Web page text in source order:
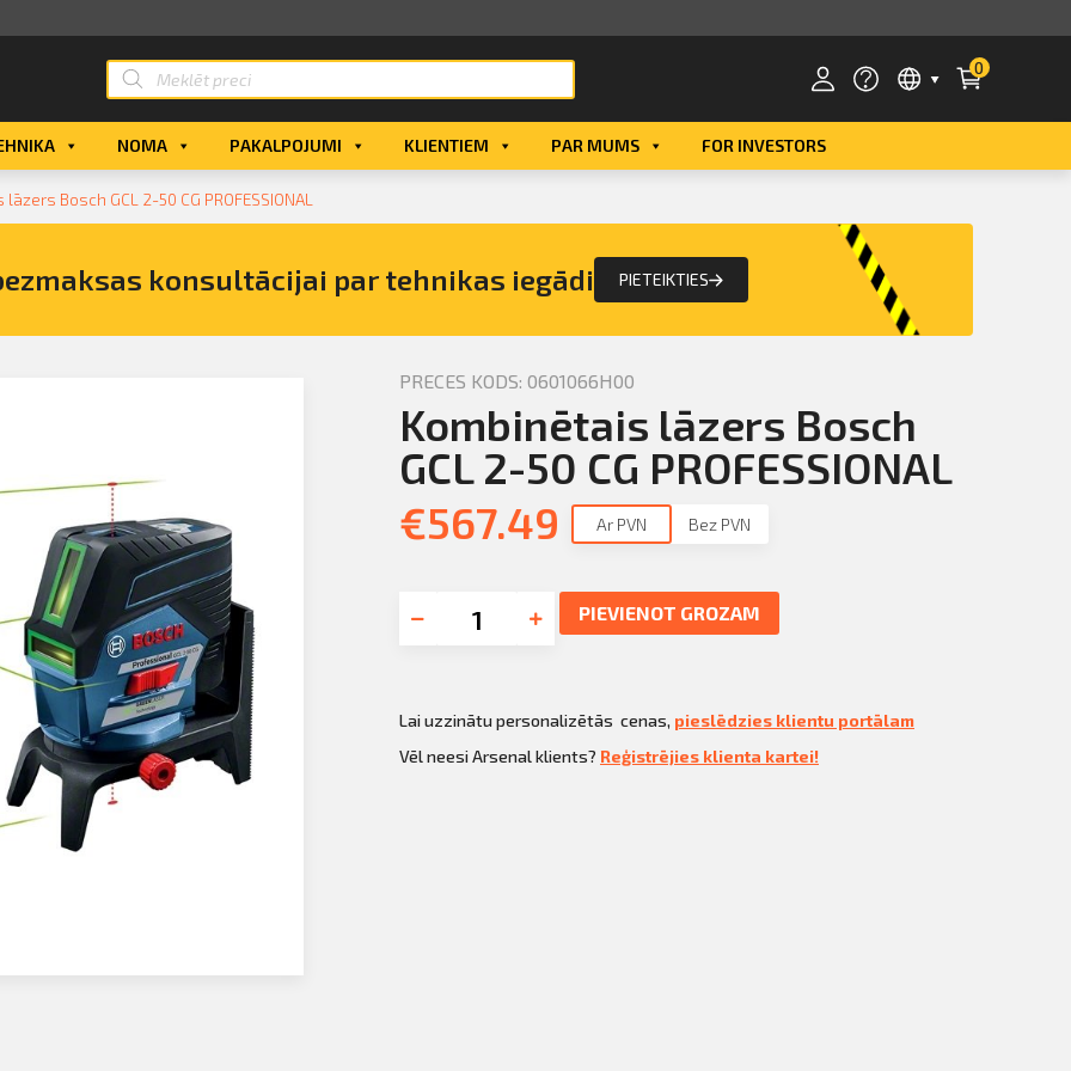
0
eParaksts
eParaksts mobile
NOMA PAKALPOJUMI KLIENTIEM PAR MUMS FOR INVESTORS
Bosch GCL 2-50 CG PROFESSIONAL
konsultācijai par tehnikas iegādi PIETEIKTIES
iegādi
PRECES KODS: 0601066H00
Kombinētais lāzers Bosch
GCL 2-50 CG PROFESSIONAL
€567.49 Ar PVN Bez PVN
PIEVIENOT GROZAM
Lai uzzinātu personalizētās cenas, pieslēdzies klientu portālam
Vēl neesi Arsenal klients? Reģistrējies klienta kartei!